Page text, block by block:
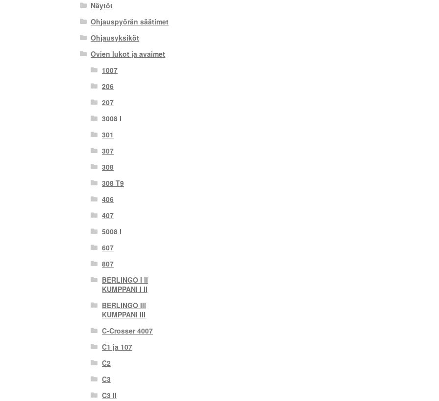
Näytöt
Ohjauspyörän säätimet
Ohjausyksiköt
Ovien lukot ja avaimet
1007
206
207
3008 I
301
307
308
308 T9
406
407
5008 I
607
807
BERLINGO I II
KUMPPANI I II
BERLINGO III
KUMPPANI III
C-Crosser 4007
C1 ja 107
C2
C3
C3 II